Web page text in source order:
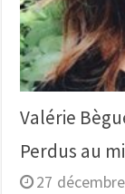
Valérie
Perdus au
27